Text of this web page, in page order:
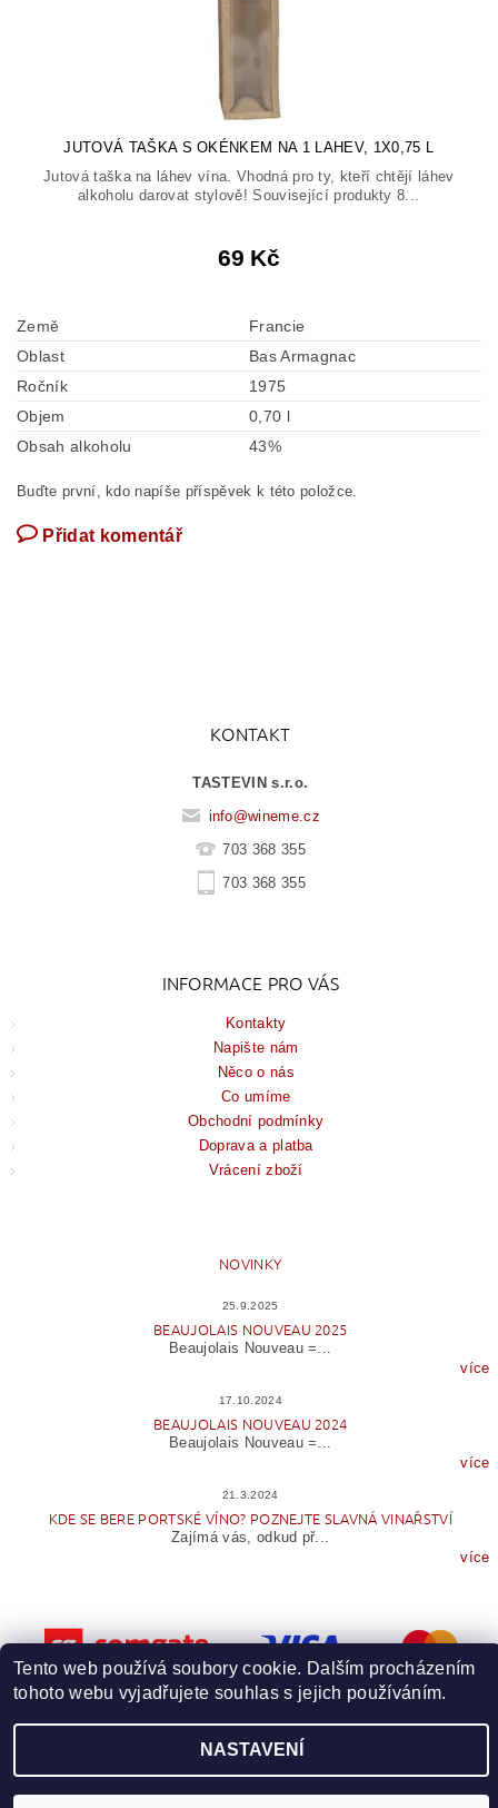
JUTOVÁ TAŠKA S OKÉNKEM NA 1 LAHEV, 1X0,75 L
Jutová taška na láhev vína. Vhodná pro ty, kteří chtějí láhev
alkoholu darovat stylově! Související produkty 8...
69 Kč
Země
Francie
Oblast
Bas Armagnac
Ročník
1975
Objem
0,70 l
Obsah alkoholu
43%
Buďte první, kdo napíše příspěvek k této položce.
Přidat komentář
KONTAKT
TASTEVIN s.r.o.
info@wineme.cz
703 368 355
703 368 355
INFORMACE PRO VÁS
Kontakty
Napište nám
Něco o nás
Co umíme
Obchodní podmínky
Doprava a platba
Vrácení zboží
NOVINKY
25.9.2025
BEAUJOLAIS NOUVEAU 2025
Beaujolais Nouveau =...
více
17.10.2024
BEAUJOLAIS NOUVEAU 2024
Beaujolais Nouveau =...
více
21.3.2024
KDE SE BERE PORTSKÉ VÍNO? POZNEJTE SLAVNÁ VINAŘSTVÍ
Zajímá vás, odkud př...
více
2026 © Wineme.cz, všechna práva vyhrazenaUpravit nastavení cookies
Vytvořil Shoptet
Tento web používá soubory cookie. Dalším procházením
tohoto webu vyjadřujete souhlas s jejich používáním.
NASTAVENÍ